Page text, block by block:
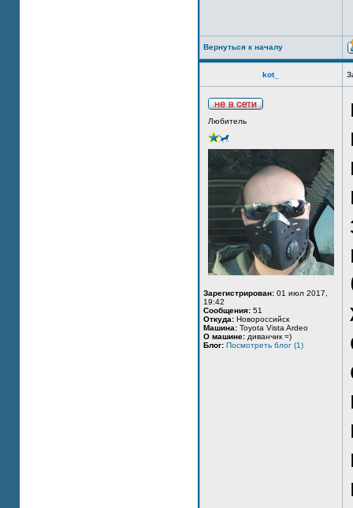
Вернуться к началу
kot_
Любитель
Зарегистрирован: 01 июл 2017,
19:42
Сообщения: 51
Откуда: Новороссийск
Машина: Toyota Vista Ardeo
О машине: диванчик =)
Блог: Посмотреть блог (1)